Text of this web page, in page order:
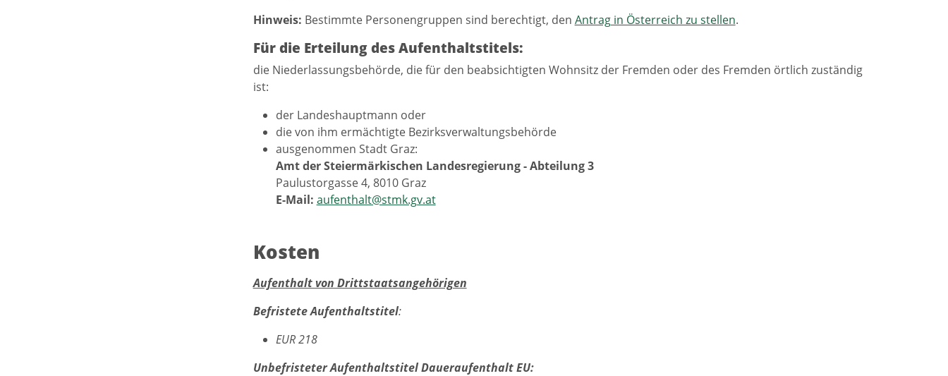
Hinweis: Bestimmte Personengruppen sind berechtigt, den Antrag in Österreich zu stellen.
Für die Erteilung des Aufenthaltstitels:
die Niederlassungsbehörde, die für den beabsichtigten Wohnsitz der Fremden oder des Fremden örtlich zuständig
ist:
der Landeshauptmann oder
die von ihm ermächtigte Bezirksverwaltungsbehörde
ausgenommen Stadt Graz:
Amt der Steiermärkischen Landesregierung - Abteilung 3
Paulustorgasse 4, 8010 Graz
E-Mail: aufenthalt@stmk.gv.at
Kosten
Aufenthalt von Drittstaatsangehörigen
Befristete Aufenthaltstitel:
EUR 218
Unbefristeter Aufenthaltstitel Daueraufenthalt EU: